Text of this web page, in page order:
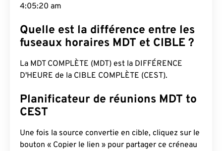
4:05:21 am
Quelle est la différence entre les
fuseaux horaires MDT et CIBLE ?
La MDT COMPLÈTE (MDT) est la DIFFÉRENCE
D'HEURE de la CIBLE COMPLÈTE (CEST).
Planificateur de réunions MDT to
CEST
Une fois la source convertie en cible, cliquez sur le
bouton « Copier le lien » pour partager ce créneau